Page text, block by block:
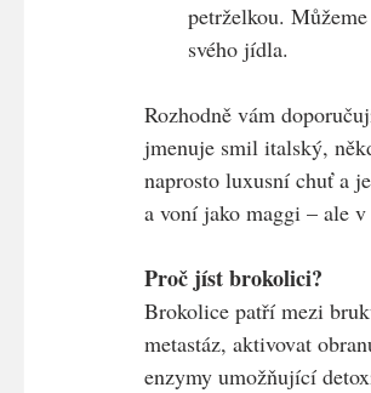
petrželkou.
svého jídla.
Rozhodně vám
jmenuje smil italský,
naprosto luxusní chuť a
a voní jako maggi – ale
Proč jíst brokolici?
Brokolice patří mezi
metastáz, aktivovat
enzymy umožňující